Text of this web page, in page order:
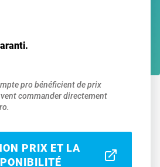
pro bénéficient de prix
commander directement
PRIX ET LA